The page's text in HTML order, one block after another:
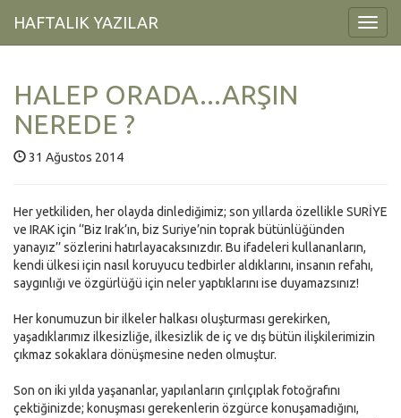
HAFTALIK YAZILAR
HALEP ORADA...ARŞIN
NEREDE ?
31 Ağustos 2014
Her yetkiliden, her olayda dinlediğimiz; son yıllarda özellikle SURİYE
ve IRAK için ‘’Biz Irak’ın, biz Suriye’nin toprak bütünlüğünden
yanayız’’ sözlerini hatırlayacaksınızdır. Bu ifadeleri kullananların,
kendi ülkesi için nasıl koruyucu tedbirler aldıklarını, insanın refahı,
saygınlığı ve özgürlüğü için neler yaptıklarını ise duyamazsınız!
Her konumuzun bir ilkeler halkası oluşturması gerekirken,
yaşadıklarımız ilkesizliğe, ilkesizlik de iç ve dış bütün ilişkilerimizin
çıkmaz sokaklara dönüşmesine neden olmuştur.
Son on iki yılda yaşananlar, yapılanların çırılçıplak fotoğrafını
çektiğinizde; konuşması gerekenlerin özgürce konuşamadığını,